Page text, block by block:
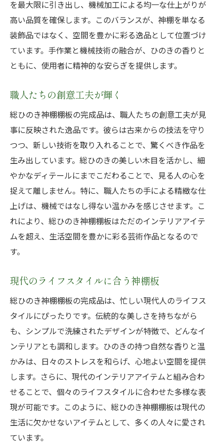
を最大限に引き出し、機械加工による均一な仕上がりが
高い品質を確保します。このバランスが、神棚を単なる
装飾品ではなく、空間を豊かに彩る逸品として位置づけ
ています。手作業と機械技術の融合が、ひのきの香りと
ともに、使用者に精神的な安らぎを提供します。
職人たちの創意工夫が輝く
総ひのき神棚棚板の完成品は、職人たちの創意工夫が見
事に反映された逸品です。彼らは古来からの技法を守り
つつ、新しい技術を取り入れることで、驚くべき作品を
生み出しています。総ひのきの美しい木目を活かし、細
やかなディテールにまでこだわることで、見る人の心を
捉えて離しません。特に、職人たちの手による精緻な仕
上げは、機械ではなし得ない温かみを感じさせます。こ
れにより、総ひのき神棚棚板はただのインテリアアイテ
ムを超え、生活空間を豊かに彩る芸術作品となるので
す。
現代のライフスタイルに合う神棚板
総ひのき神棚棚板の完成品は、忙しい現代人のライフス
タイルにぴったりです。伝統的な美しさを持ちながら
も、シンプルで洗練されたデザインが特徴で、どんなイ
ンテリアとも調和します。ひのきの持つ自然な香りと温
かみは、日々のストレスを和らげ、心地よい空間を提供
します。さらに、現代のインテリアアイテムと組み合わ
せることで、個々のライフスタイルに合わせた多様な表
現が可能です。このように、総ひのき神棚棚板は現代の
生活に欠かせないアイテムとして、多くの人々に愛され
ています。